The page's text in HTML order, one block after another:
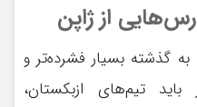
از ژاپن
گذشته بسیار فشرده‌تر و
تیم‌های ازبکستان،